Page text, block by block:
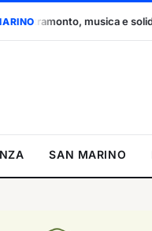
a Faetano la serata
SAN MARINO